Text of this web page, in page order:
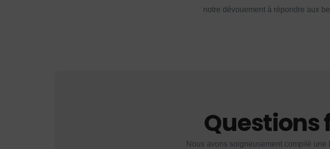
notre dévouement à répondre aux
Questions
Nous avons soigneusement compilé